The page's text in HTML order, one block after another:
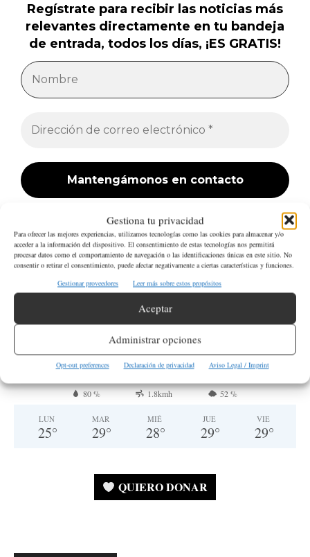
Gestiona tu privacidad
Para ofrecer las mejores experiencias, utilizamos tecnologías como las cookies para almacenar y/o
acceder a la información del dispositivo. El consentimiento de estas tecnologías nos permitirá
procesar datos como el comportamiento de navegación o las identificaciones únicas en este sitio. No
consentir o retirar el consentimiento, puede afectar negativamente a ciertas características y funciones.
Gestionar proveedores
Leer más sobre estos propósitos
Aceptar
Administrar opciones
Opt-out preferences Declaración de privacidad Aviso Legal / Imprint
Regístrate para recibir las noticias más
relevantes directamente en tu bandeja
de entrada, todos los días, ¡ES GRATIS!
¡No hacemos spam! Lee nuestrapolítica de privacidad
para obtener más información.
SEATTLE
16.3° 17.9°
14.5°
80 % 1.8kmh 52 %
LUN
25°
MAR
29°
MIÉ
28°
JUE
29°
VIE
29°
QUIERO DONAR